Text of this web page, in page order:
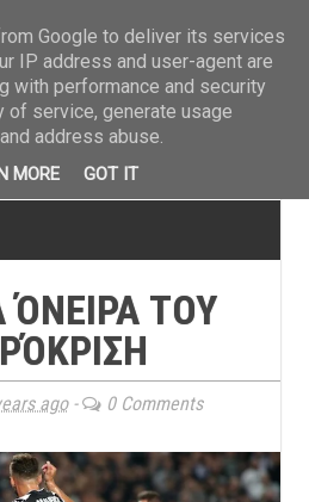
ΤΟΥ
ago- 0 Comments
Google to deliver its services
IP address and user-agent are
with performance and security
service, generate usage
address abuse.
MORE GOT IT